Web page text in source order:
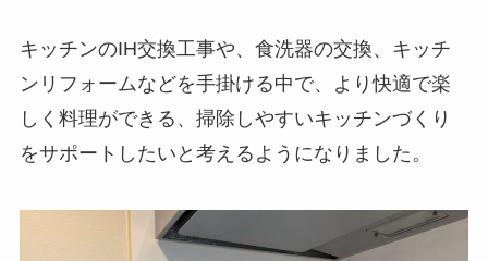
キッチンのIH交換工事や、食洗器の交換、キッチ
ンリフォームなどを手掛ける中で、より快適で楽
しく料理ができる、掃除しやすいキッチンづくり
をサポートしたいと考えるようになりました。